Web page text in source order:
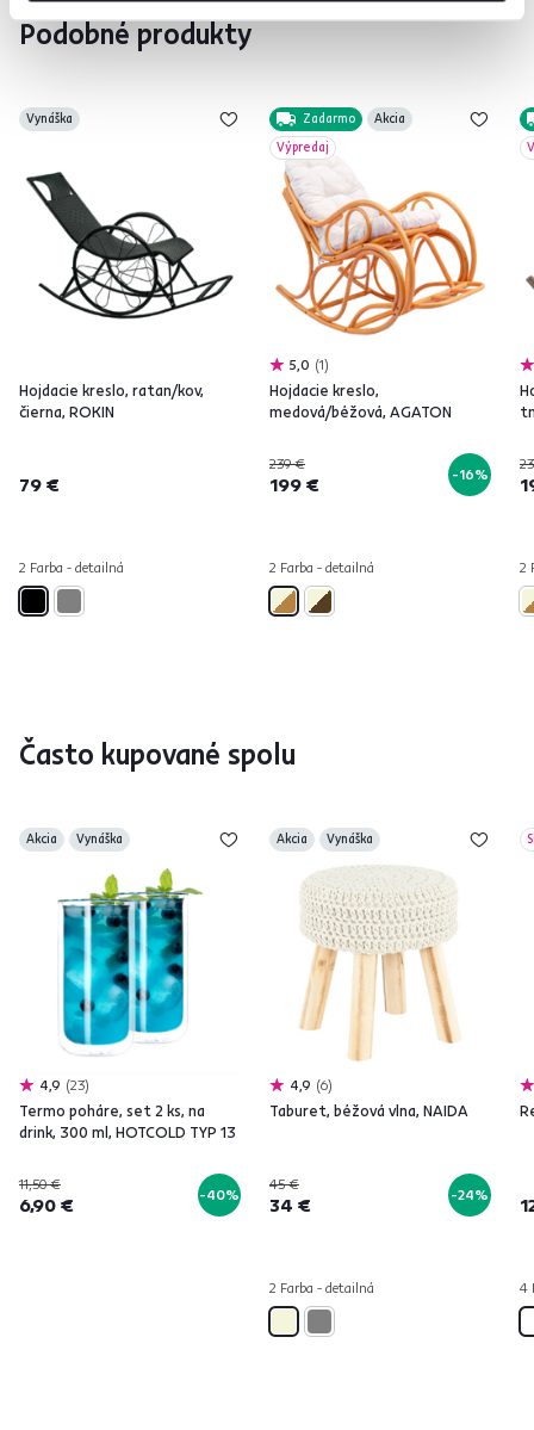
Podobné produkty
Vynáška
Hojdacie kreslo, ratan/kov,
čierna, ROKIN
79 €
2 Farba - detailná
Zadarmo
Akcia
Výpredaj
5,0 1
Hojdacie kreslo,
medová/béžová, AGATON
239 €
199 € -16%
2 Farba - detailná 2
Často kupované spolu
Akcia Vynáška
4,9 23
Termo poháre, set 2 ks, na
drink, 300 ml, HOTCOLD TYP 13
11,50 €
6,90 € -40%
Akcia Vynáška
4,9 6
Taburet, béžová vlna, NAIDA
45 €
34 € -24%
2 Farba - detailná 4